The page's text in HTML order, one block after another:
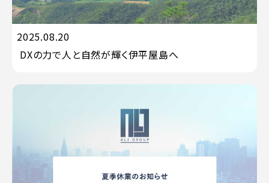
2025.08.20
DXの力で人と自然が輝く伊平屋島へ